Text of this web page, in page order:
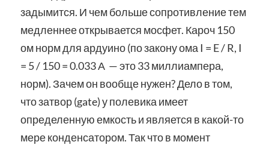
задымится. И чем больше сопротивление тем
медленнее открывается мосфет. Кароч 150
ом норм для ардуино (по закону ома I = E / R, I
= 5 / 150 = 0.033 А — это 33 миллиампера,
норм). Зачем он вообще нужен? Дело в том,
что затвор (gate) у полевика имеет
определенную емкость и является в какой-то
мере конденсатором. Так что в момент